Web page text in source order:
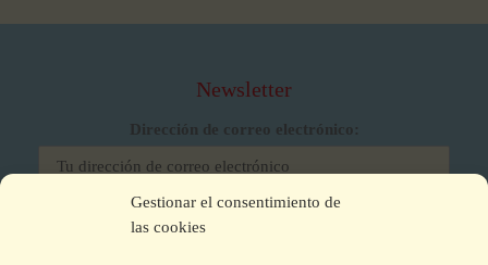
Gestionar el consentimiento de
las cookies
Newsletter
Dirección de correo electrónico:
He leído y acepto los términos y condiciones